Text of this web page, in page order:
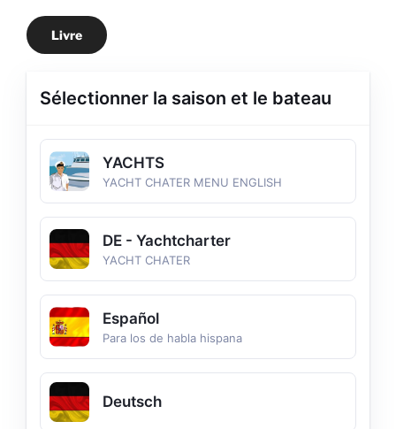
Livre
Sélectionner la saison et le bateau
YACHTS
YACHT CHATER MENU ENGLISH
DE - Yachtcharter
YACHT CHATER
Español
Para los de habla hispana
Deutsch